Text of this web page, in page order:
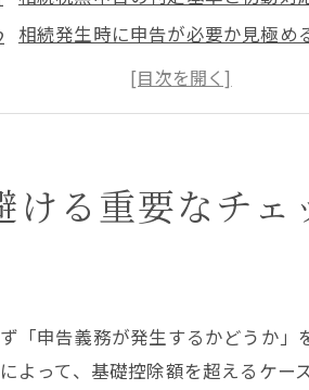
相続発生時に申告が必要か見極め
八丁堀エリアで相続税申告が不要
相続財産の種類ごとの無申告リス
税未申告リスクと東京都中央区の
相続税未申告が招くトラブルの実
税務署による相続税調査の流れと
相続申告費用や税理士手数料の相
る重要なチェ
「申告義務が発生するかどうか
よって、基礎控除額を超えるケ